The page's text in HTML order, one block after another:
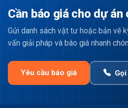
Cần báo giá cho dự án
Gửi danh sách vật tư hoặc bản vẽ
vấn giải pháp và báo giá nhanh
Yêu cầu báo giá